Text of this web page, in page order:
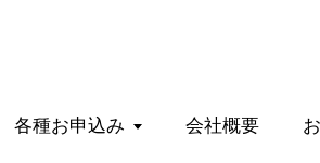
各種お申込み 会社概要